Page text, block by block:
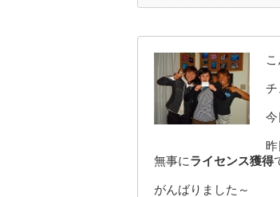
チ
今
無事にライセンス獲得
がんばりました～